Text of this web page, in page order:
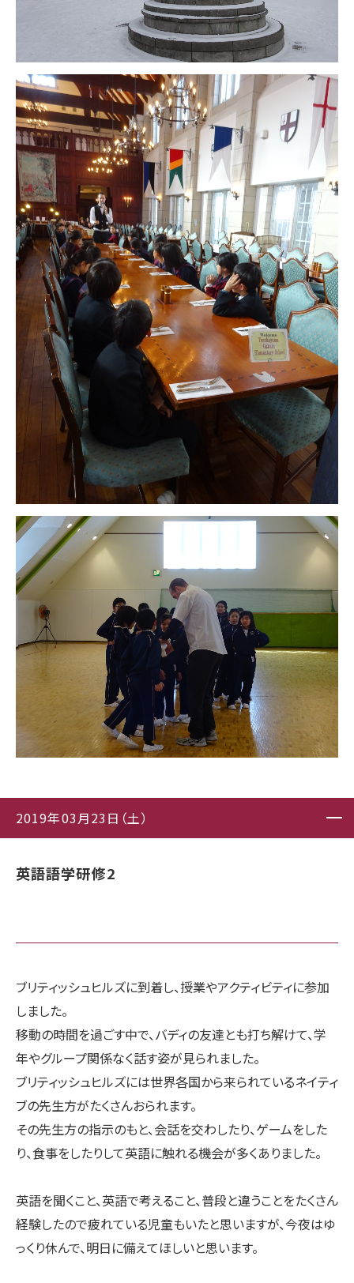
2019年03月23日（土）
英語語学研修2
ブリティッシュヒルズに到着し、授業やアクティビティに参加
しました。
移動の時間を過ごす中で、バディの友達とも打ち解けて、学
年やグループ関係なく話す姿が見られました。
ブリティッシュヒルズには世界各国から来られているネイティ
ブの先生方がたくさんおられます。
その先生方の指示のもと、会話を交わしたり、ゲームをした
り、食事をしたりして英語に触れる機会が多くありました。
英語を聞くこと、英語で考えること、普段と違うことをたくさん
経験したので疲れている児童もいたと思いますが、今夜はゆ
っくり休んで、明日に備えてほしいと思います。